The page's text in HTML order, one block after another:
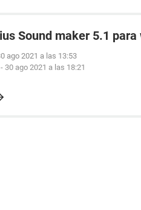
Sound maker 5.1
ago 2021 a las 13:53
- 30 ago 2021 a las 18:21